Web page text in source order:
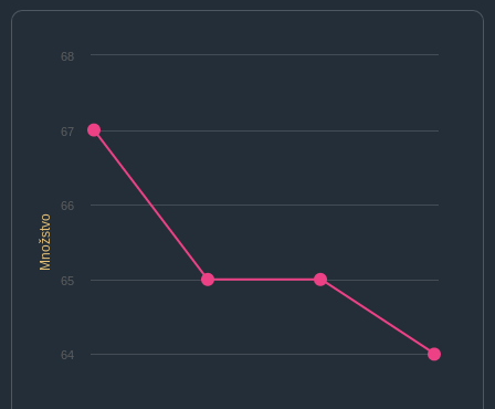
Množstvo
64
65
66
67
68